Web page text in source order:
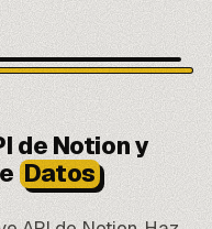
de Notion y
Datos